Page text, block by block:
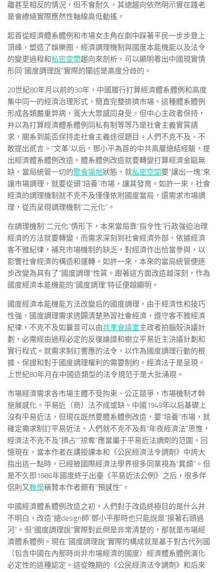
離甚至相反的情況，但不會耐久，其總趨向依然明示實在踐老
是會繚繞實際應然性軸線高低動搖。
起首從經濟體系體例和市場女主角在劇中踩著平民一步步登上
頂峰，塑造了娛樂圈、經濟調理機制與國度本能機能以及法令
的變更過程和私密空間趨向來剖析，可以顯明看出中國現實情
形同“國度調理說”實際的闡述是高度分歧的。
20世紀80年月以前的30年，中國履行打算經濟體系體例和高度
集中同一的經濟治理形式，簡直完整排擠市場。這種體系體例
形成各類嚴重弊病，寬大大眾感同身受。但中心主政者保持，
并以為打算經濟體系體例同私有制等等乃是社會主義實質請
求，關系到能否保持走社會主義途徑題目。人們不克不及、不
敢提出貳言。“文革”以后，鄧小平為首的中共高層總結經驗，提
出經濟體系體例改造。體系體例改造就要轉變打算經濟金甌無
缺，當局統管一切的聚會場地狀態，就私密空間要“讓出一塊”來
讓市場調理，就要從頭“培養”市場，讓其發育。如許一來，社會
經濟的調理機制就不克不及僅僅依附國度當局，還需求市場調
理，從而呈現調理機制“二元化”。
在調理機制“二元化”情形下，本來當局靠“指令性”行政強迫治理
經濟的方法就要轉變，而需求深刻到社會經濟外部，依據經濟
客不雅紀律，補充市場機制的缺乏，對經濟作出恰當參與，以
影響社會經濟的構造和運轉。如許一來，本來的當局統管便逐
步改變為具有了“國度調理”性質。跟著這方面改造越深刻，作為
國度經濟本能機能的“國度調理”特征便越顯明。
國度經濟本能機能方法改變后的國度調理，由于經濟性和技巧
性強，國度調理需求透闢清楚熟習社會經濟，遵守客不雅經濟
紀律，不克不及如曩昔可以由共享會議室主政者拍腦殼決議計
劃，必需經由過程必定的反復論證和樹立平易近主決議計劃和
實行程式。就需求制訂響應的法令，以作為國度調理行動的根
據、保證和對于國度調理權利的需要制約。經濟法于是呈現。
上世紀80年月在中國這類型的法令規范于是大批涌現。
市場經濟需求各市場主體不受拘束、公正競爭，市場機制才幹
施展感化。平易近（商）法不成或缺。中國1949年以后基礎上
沒有平易近法，但現在既然要體系體例改造，要“培養”市場，就
確定需求制訂平易近法。人們就不克不及有“年夜經濟法”思惟，
經濟法不克不及“擠占”“掠奪”應當屬于平易近法調劑的范圍。回
憶現在，當本作者在講授課本和《公民經濟法令調劑》中誇大
指出這一點時，已經被國際經濟法學界很多同業視為“異類”。但
是不久即1986年國度終于出臺《平易近法公例》之后，很多伴
侶則又教學稱贊本作者頗有“預感性”。
中國經濟體系體例改造之初，人們對于改造終極目的是什么并
不明白，改造“總design師”鄧小平那時也只能說是“摸著石頭過
河”。但“國度調理說”實際對此倒是非常清楚的，那就是市場經
濟體系體例。現在“國度調理說”實際的構成就是基于對古代列國
（包含中國在內那時尚非市場經濟的國度）經濟體系體例演化
必定性的這種認定。這從晚期的《公民經濟法令調劑》和后來